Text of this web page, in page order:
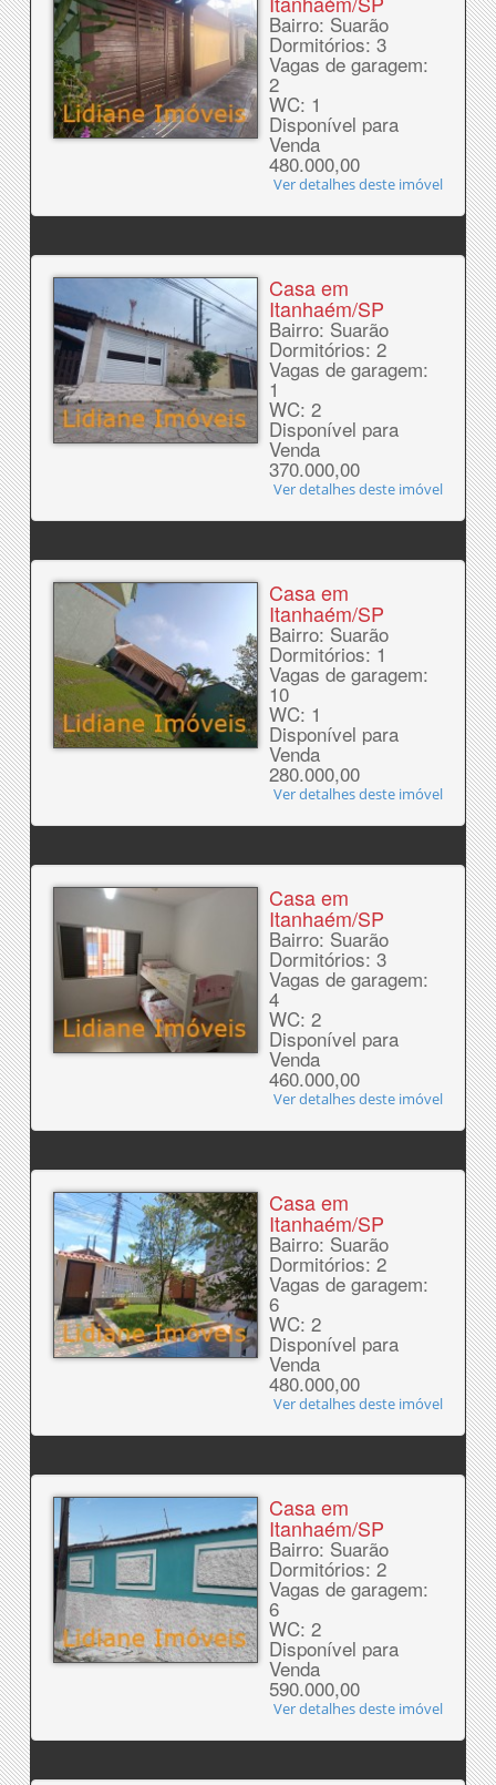
Bairro: Suarão
Dormitórios: 3
Vagas de garagem:
2
WC: 1
Disponível para
Venda
480.000,00
Ver detalhes deste imóvel
Casa em
Itanhaém/SP
Bairro: Suarão
Dormitórios: 2
Vagas de garagem:
1
WC: 2
Disponível para
Venda
370.000,00
Ver detalhes deste imóvel
Casa em
Itanhaém/SP
Bairro: Suarão
Dormitórios: 1
Vagas de garagem:
10
WC: 1
Disponível para
Venda
280.000,00
Ver detalhes deste imóvel
Casa em
Itanhaém/SP
Bairro: Suarão
Dormitórios: 3
Vagas de garagem:
4
WC: 2
Disponível para
Venda
460.000,00
Ver detalhes deste imóvel
Casa em
Itanhaém/SP
Bairro: Suarão
Dormitórios: 2
Vagas de garagem:
6
WC: 2
Disponível para
Venda
480.000,00
Ver detalhes deste imóvel
Casa em
Itanhaém/SP
Bairro: Suarão
Dormitórios: 2
Vagas de garagem:
6
WC: 2
Disponível para
Venda
590.000,00
Ver detalhes deste imóvel